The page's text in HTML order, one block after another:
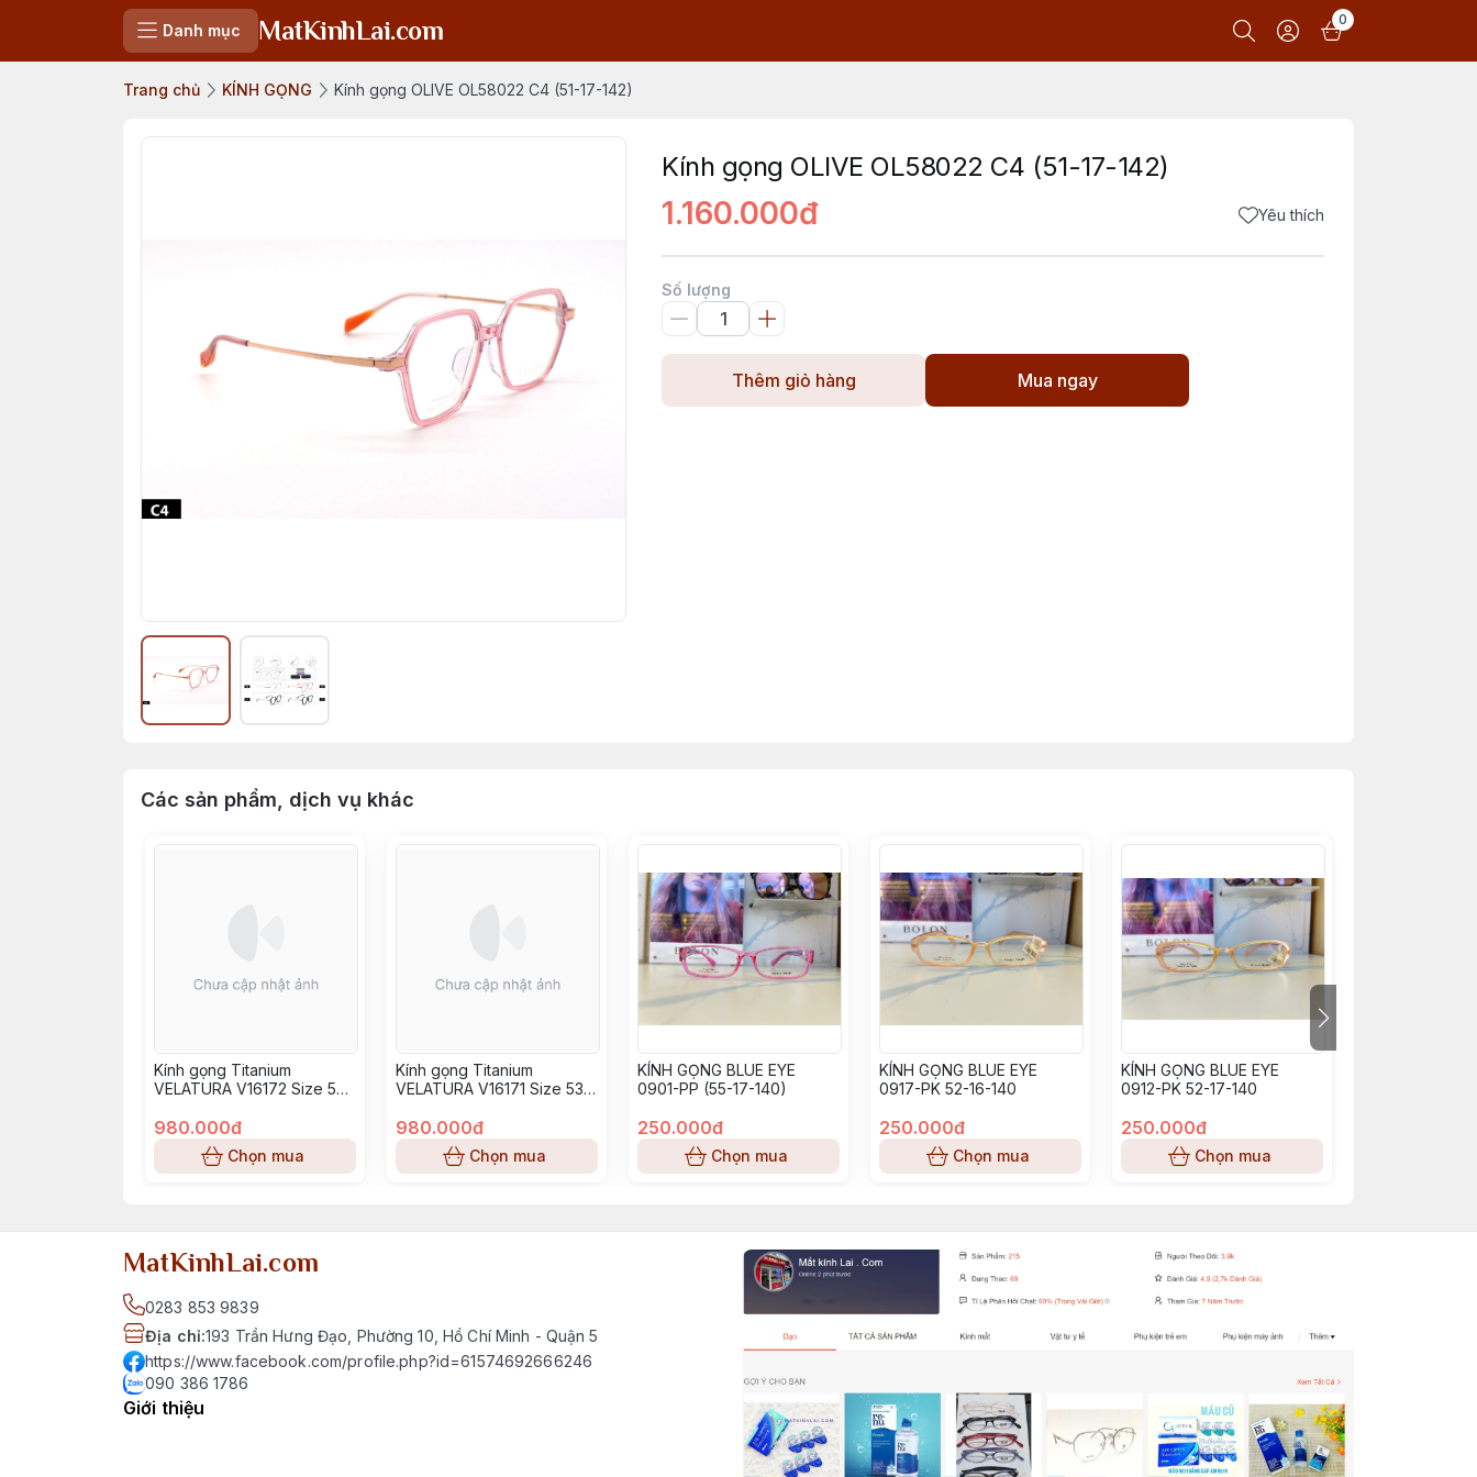
Danh mục MatKinhLai.com 0
Trang chủ KÍNH GỌNG Kính gọng OLIVE OL58022 C4 (51-17-142)
Kính gọng OLIVE OL58022 C4 (51-17-142)
1.160.000đ Yêu thích
Số lượng
Thêm giỏ hàng Mua ngay
Các sản phẩm, dịch vụ khác
Kính gọng Titanium
VELATURA V16172 Size 52-
980.000đ
Chọn mua
Kính gọng Titanium
VELATURA V16171 Size 53-
980.000đ
Chọn mua
KÍNH GỌNG BLUE EYE
0901-PP (55-17-140)
250.000đ
Chọn mua
KÍNH GỌNG BLUE EYE
0917-PK 52-16-140
250.000đ
Chọn mua
KÍNH GỌNG BLUE EYE
0912-PK 52-17-140
250.000đ
Chọn mua
MatKinhLai.com
0283 853 9839
Địa chỉ:193 Trần Hưng Đạo, Phường 10, Hồ Chí Minh - Quận 5
https://www.facebook.com/profile.php?id=61574692666246
090 386 1786
Giới thiệu